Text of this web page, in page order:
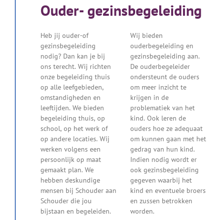
Ouder- gezinsbegeleiding
Heb jij ouder-of
gezinsbegeleiding
nodig? Dan kan je bij
ons terecht. Wij richten
onze begeleiding thuis
op alle leefgebieden,
omstandigheden en
leeftijden. We bieden
begeleiding thuis, op
school, op het werk of
op andere locaties. Wij
werken volgens een
persoonlijk op maat
gemaakt plan. We
hebben deskundige
mensen bij Schouder aan
Schouder die jou
bijstaan en begeleiden.
Wij bieden
ouderbegeleiding en
gezinsbegeleiding aan.
De ouderbegeleider
ondersteunt de ouders
om meer inzicht te
krijgen in de
problematiek van het
kind. Ook leren de
ouders hoe ze adequaat
om kunnen gaan met het
gedrag van hun kind.
Indien nodig wordt er
ook gezinsbegeleiding
gegeven waarbij het
kind en eventuele broers
en zussen betrokken
worden.